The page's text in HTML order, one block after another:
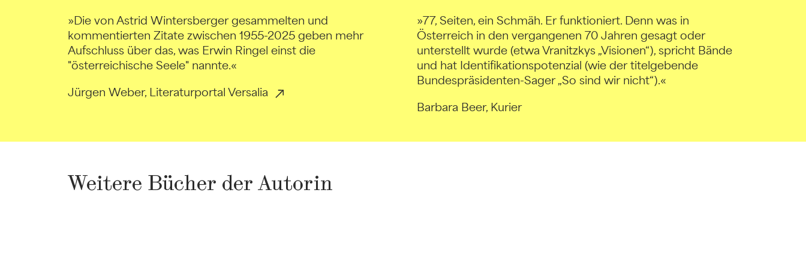
»Die von Astrid Wintersberger gesammelten und
kommentierten Zitate zwischen 1955-2025 geben mehr
Aufschluss über das, was Erwin Ringel einst die
"österreichische Seele" nannte.«
Jürgen Weber, Literaturportal Versalia
»77, Seiten, ein Schmäh. Er funktioniert. Denn was in
Österreich in den vergangenen 70 Jahren gesagt oder
unterstellt wurde (etwa Vranitzkys „Visionen“), spricht Bände
und hat Identifikationspotenzial (wie der titelgebende
Bundespräsidenten-Sager „So sind wir nicht“).«
Barbara Beer, Kurier
Weitere Bücher der Autorin